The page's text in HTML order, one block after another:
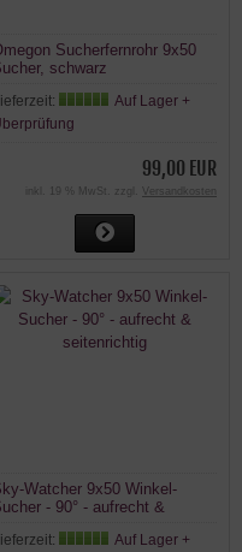
Sucherfernrohr 9x50
schwarz
Auf Lager +
99,00 EUR
inkl. 19 % MwSt. zzgl. Versandkosten
Watcher 9x50 Winkel-
- 90° - aufrecht &
Auf Lager +